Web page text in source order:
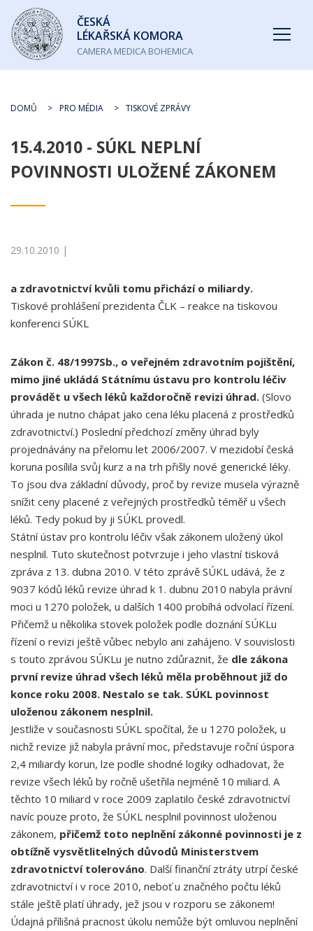
Česká
lékařská
komora
ČESKÁ
LÉKAŘSKÁ KOMORA
CAMERA MEDICA BOHEMICA
DOMŮ PRO MÉDIA TISKOVÉ ZPRÁVY
15.4.2010 - SÚKL NEPLNÍ
POVINNOSTI ULOŽENÉ ZÁKONEM
29.10.2010 |
a zdravotnictví kvůli tomu přichází o miliardy.
Tiskové prohlášení prezidenta ČLK – reakce na tiskovou
konferenci SÚKL
Zákon č. 48/1997Sb., o veřejném zdravotním pojištění,
mimo jiné ukládá Státnímu ústavu pro kontrolu léčiv
provádět u všech léků každoročně revizi úhrad. (Slovo
úhrada je nutno chápat jako cena léku placená z prostředků
zdravotnictví.) Poslední předchozí změny úhrad byly
projednávány na přelomu let 2006/2007. V mezidobí česká
koruna posílila svůj kurz a na trh přišly nové generické léky.
To jsou dva základní důvody, proč by revize musela výrazně
snížit ceny placené z veřejných prostředků téměř u všech
léků. Tedy pokud by ji SÚKL provedl.
Státní ústav pro kontrolu léčiv však zákonem uložený úkol
nesplnil. Tuto skutečnost potvrzuje i jeho vlastní tisková
zpráva z 13. dubna 2010. V této zprávě SÚKL udává, že z
9037 kódů léků revize úhrad k 1. dubnu 2010 nabyla právní
moci u 1270 položek, u dalších 1400 probíhá odvolací řízení.
Přičemž u několika stovek položek podle doznání SÚKLu
řízení o revizi ještě vůbec nebylo ani zahájeno. V souvislosti
s touto zprávou SÚKLu je nutno zdůraznit, že dle zákona
první revize úhrad všech léků měla proběhnout již do
konce roku 2008. Nestalo se tak. SÚKL povinnost
uloženou zákonem nesplnil.
Jestliže v současnosti SÚKL spočítal, že u 1270 položek, u
nichž revize již nabyla právní moc, představuje roční úspora
2,4 miliardy korun, lze podle shodné logiky odhadovat, že
revize všech léků by ročně ušetřila nejméně 10 miliard. A
těchto 10 miliard v roce 2009 zaplatilo české zdravotnictví
navíc pouze proto, že SÚKL nesplnil povinnost uloženou
zákonem, přičemž toto neplnění zákonné povinnosti je z
obtížně vysvětlitelných důvodů Ministerstvem
zdravotnictví tolerováno. Další finanční ztráty utrpí české
zdravotnictví i v roce 2010, neboť u značného počtu léků
stále ještě platí úhrady, jež jsou v rozporu se zákonem!
Údajná přílišná pracnost úkolu nemůže být omluvou neplnění